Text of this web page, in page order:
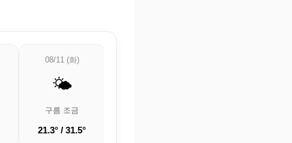
08/11 (화)
🌤️
구름 조금
21.3° / 31.5°